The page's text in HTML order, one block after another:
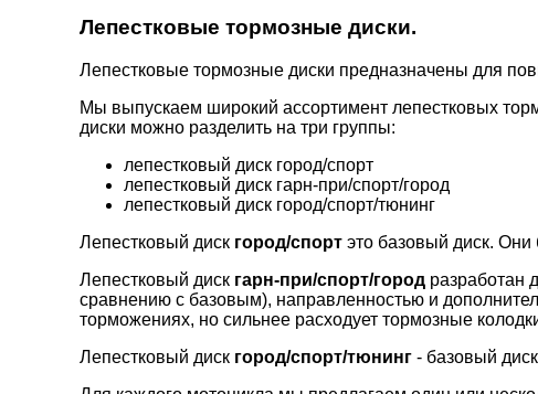
Лепестковые тормозные диски.
Лепестковые тормозные диски предназначены для
Мы выпускаем широкий ассортимент лепестковых
диски можно разделить на три группы:
лепестковый диск город/спорт
лепестковый диск гарн-при/спорт/город
лепестковый диск город/спорт/тюнинг
Лепестковый диск город/спорт это базовый диск.
Лепестковый диск гарн-при/спорт/город разработан
сравнению с базовым), направленностью и
торможениях, но сильнее расходует тормозные
Лепестковый диск город/спорт/тюнинг - базовый